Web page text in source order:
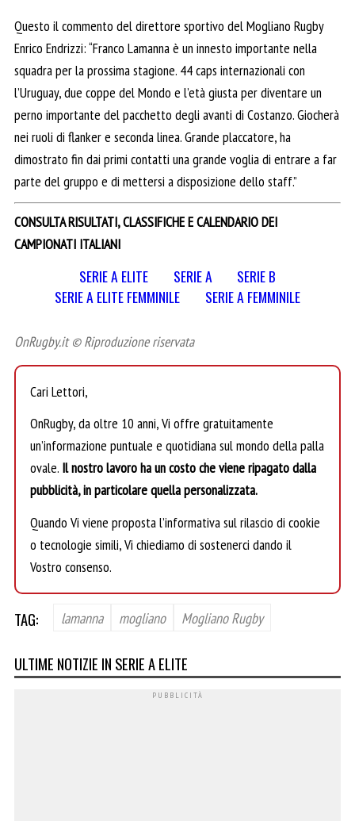
Questo il commento del direttore sportivo del Mogliano Rugby
Enrico Endrizzi: “Franco Lamanna è un innesto importante nella
squadra per la prossima stagione. 44 caps internazionali con
l’Uruguay, due coppe del Mondo e l’età giusta per diventare un
perno importante del pacchetto degli avanti di Costanzo. Giocherà
nei ruoli di flanker e seconda linea. Grande placcatore, ha
dimostrato fin dai primi contatti una grande voglia di entrare a far
parte del gruppo e di mettersi a disposizione dello staff.”
CONSULTA RISULTATI, CLASSIFICHE E CALENDARIO DEI
CAMPIONATI ITALIANI
SERIE A ELITE SERIE A
SERIE B
SERIE A ELITE FEMMINILE
SERIE A FEMMINILE
OnRugby.it © Riproduzione riservata
Cari Lettori,
OnRugby, da oltre 10 anni, Vi offre gratuitamente
un’informazione puntuale e quotidiana sul mondo della palla
ovale. Il nostro lavoro ha un costo che viene ripagato dalla
pubblicità, in particolare quella personalizzata.
Quando Vi viene proposta l’informativa sul rilascio di cookie
o tecnologie simili, Vi chiediamo di sostenerci dando il
Vostro consenso.
TAG: lamanna mogliano Mogliano Rugby
ULTIME NOTIZIE IN SERIE A ELITE